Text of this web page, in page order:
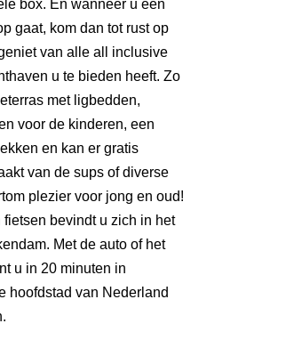
box. En wanneer u een
gaat, kom dan tot rust op
van alle all inclusive
u te bieden heeft. Zo
met ligbedden,
voor de kinderen, een
en kan er gratis
van de sups of diverse
plezier voor jong en oud!
bevindt u zich in het
Met de auto of het
u in 20 minuten in
hoofdstad van Nederland